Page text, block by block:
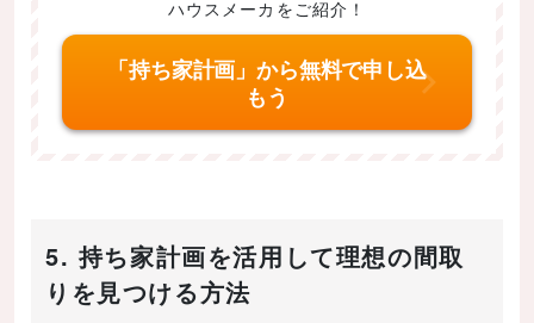
ハウスメーカをご紹介！
「持ち家計画」から無料で申し込
もう
5. 持ち家計画を活用して理想の間取
りを見つける方法